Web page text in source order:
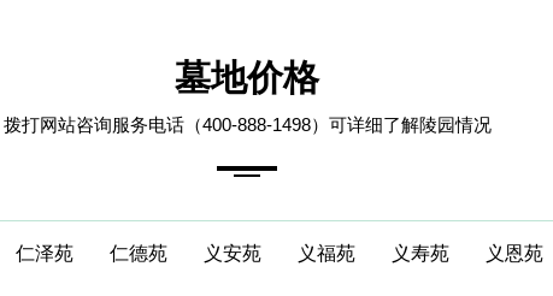
墓地价格
拨打网站咨询服务电话（400-888-1498）可详细了解陵园情况
仁泽苑 仁德苑 义安苑 义福苑 义寿苑 义恩苑